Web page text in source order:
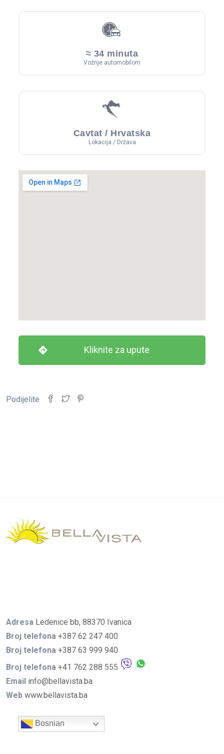
≈ 34 minuta
Vožnje automobilom
Cavtat / Hrvatska
Lokacija / Država
Kliknite za upute
Podijelite
Adresa Ledenice bb, 88370 Ivanica
Broj telefona +387 62 247 400
Broj telefona +387 63 999 940
Broj telefona +41 762 288 555
Email info@bellavista.ba
Web www.bellavista.ba
Bosnian